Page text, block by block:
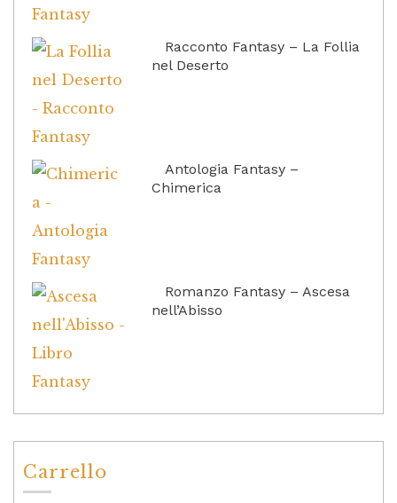
Racconto Fantasy – La Follia
nel Deserto
Antologia Fantasy –
Chimerica
Romanzo Fantasy – Ascesa
nell’Abisso
Carrello